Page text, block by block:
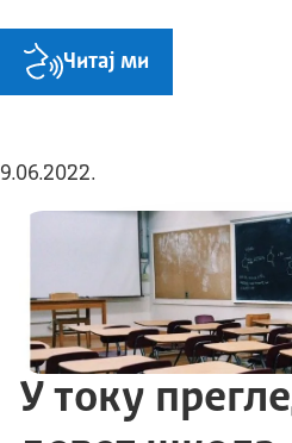
Читај ми
9.06.2022.
У току